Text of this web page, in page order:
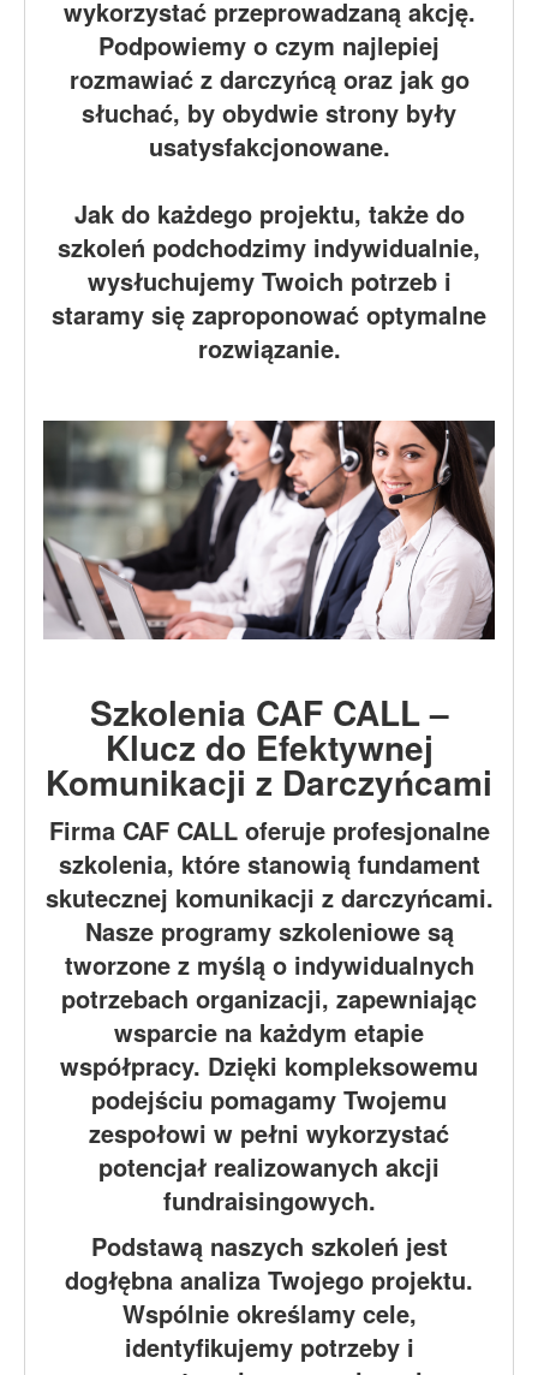
wykorzystać przeprowadzaną akcję.
Podpowiemy o czym najlepiej
rozmawiać z darczyńcą oraz jak go
słuchać, by obydwie strony były
usatysfakcjonowane.
Jak do każdego projektu, także do
szkoleń podchodzimy indywidualnie,
wysłuchujemy Twoich potrzeb i
staramy się zaproponować optymalne
rozwiązanie.
Szkolenia CAF CALL –
Klucz do Efektywnej
Komunikacji z Darczyńcami
Firma CAF CALL oferuje profesjonalne
szkolenia, które stanowią fundament
skutecznej komunikacji z darczyńcami.
Nasze programy szkoleniowe są
tworzone z myślą o indywidualnych
potrzebach organizacji, zapewniając
wsparcie na każdym etapie
współpracy. Dzięki kompleksowemu
podejściu pomagamy Twojemu
zespołowi w pełni wykorzystać
potencjał realizowanych akcji
fundraisingowych.
Podstawą naszych szkoleń jest
dogłębna analiza Twojego projektu.
Wspólnie określamy cele,
identyfikujemy potrzeby i